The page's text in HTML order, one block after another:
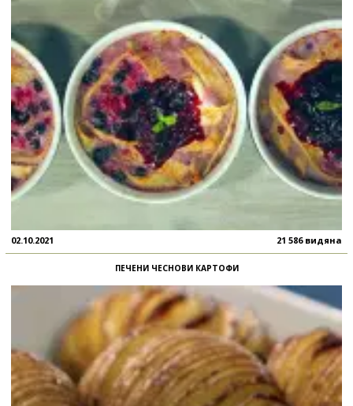
02.10.2021 21 586 видяна
ПЕЧЕНИ ЧЕСНОВИ КАРТОФИ